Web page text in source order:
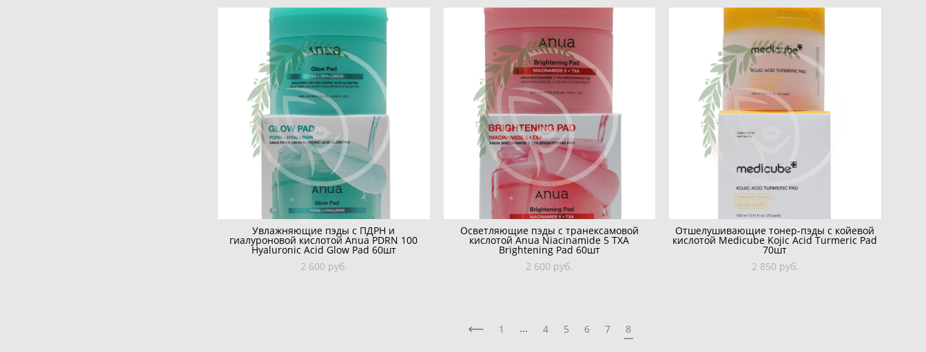
Увлажняющие пэды с ПДРН и
гиалуроновой кислотой Anua PDRN 100
Hyaluronic Acid Glow Pad 60шт
2 600 pуб.
Осветляющие пэды с транексамовой
кислотой Anua Niacinamide 5 TXA
Brightening Pad 60шт
2 600 pуб.
Отшелушивающие тонер-пэды с койевой
кислотой Medicube Kojic Acid Turmeric Pad
70шт
2 850 pуб.
1 ... 4 5 6 7 8